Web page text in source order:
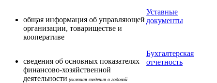
общая информация об управляющей
организации, товариществе и
кооперативе
Уставные
документы
сведения об основных показателях
финансово-хозяйственной
деятельности (включая сведения о годовой
Бухгалтерская
отчетность